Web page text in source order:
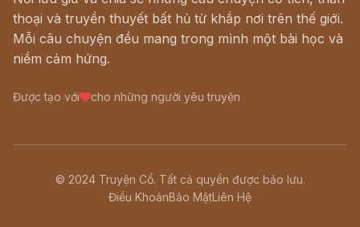
thoại và truyền thuyết bất hủ từ khắp nơi trên thế giới.
Mỗi câu chuyện đều mang trong mình một bài học và
niềm cảm hứng.
Được tạo với cho những người yêu truyện
© 2024 Truyện Cổ. Tất cả quyền được bảo lưu.
Điều KhoảnBảo MậtLiên Hệ